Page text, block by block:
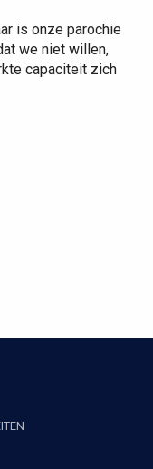
is onze parochie
we niet willen,
capaciteit zich